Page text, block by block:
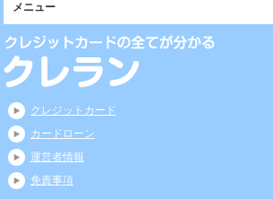
メニュー
クレジットカード
カードローン
運営者情報
免責事項